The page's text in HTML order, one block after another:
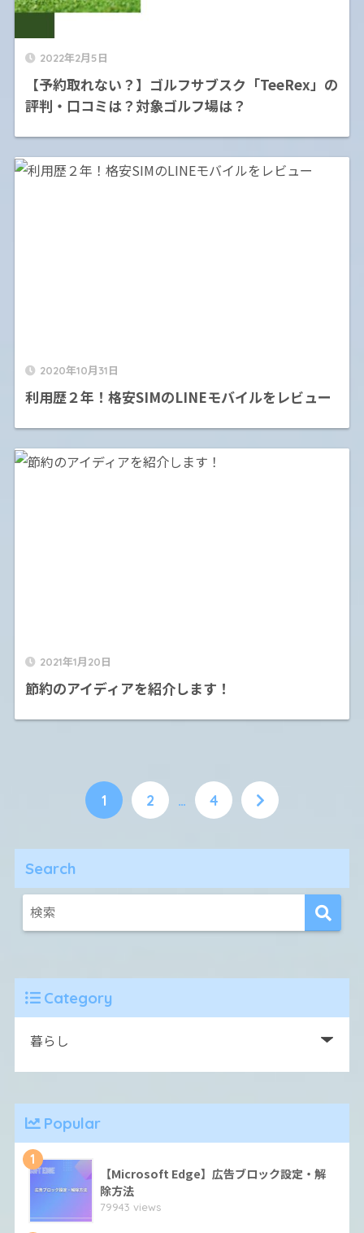
2022年2月5日
【予約取れない？】ゴルフサブスク「TeeRex」の
評判・口コミは？対象ゴルフ場は？
2020年10月31日
利用歴２年！格安SIMのLINEモバイルをレビュー
2021年1月20日
節約のアイディアを紹介します！
1 2 … 4
Search
Category
Popular
1
【Microsoft Edge】広告ブロック設定・解
除方法
79943 views